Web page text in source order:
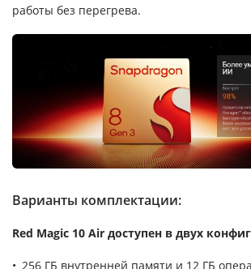
работы без перегрева.
Варианты комплектации:
Red Magic 10 Air доступен в двух
256 ГБ внутренней памяти и 12 ГБ